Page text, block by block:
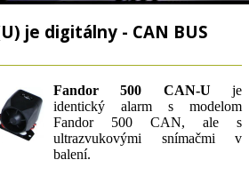
je digitálny - CAN BUS
Fandor 500 CAN-U je
identický alarm s modelom
Fandor 500 CAN, ale s
ultrazvukovými snímačmi v
balení.